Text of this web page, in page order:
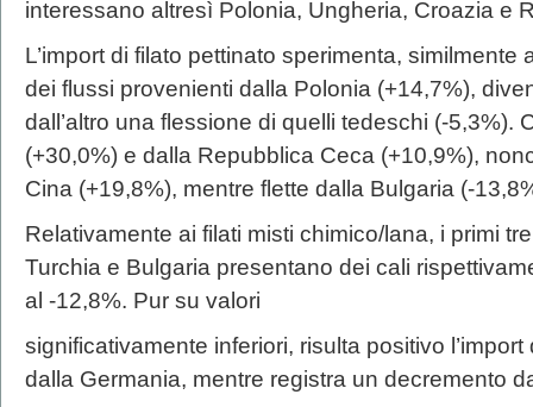
interessano altresì Polonia, Ungheria, Croazia e
L’import di filato pettinato sperimenta,
dei flussi provenienti dalla Polonia (+14,7%),
dall’altro una flessione di quelli tedeschi (-5,3%).
(+30,0%) e dalla Repubblica Ceca (+10,9%),
Cina (+19,8%), mentre flette dalla Bulgaria (-
Relativamente ai filati misti chimico/lana, i primi
Turchia e Bulgaria presentano dei cali
al -12,8%. Pur su valori
significativamente inferiori, risulta positivo l’import
dalla Germania, mentre registra un decremento